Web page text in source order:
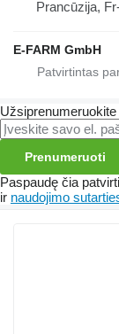
Prancūzija,
E-FARM GmbH
Prenumeruoti
Paspaudę čia
ir naudojimo